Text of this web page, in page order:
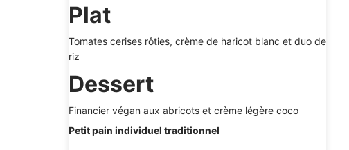
Plat
Tomates cerises rôties, crème de haricot blanc et duo de
riz
Dessert
Financier végan aux abricots et crème légère coco
Petit pain individuel traditionnel